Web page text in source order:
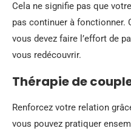
Cela ne signifie pas que
pas continuer à fonctionner.
vous devez faire l’effort de
vous redécouvrir.
Thérapie de
Renforcez votre relation
vous pouvez pratiquer